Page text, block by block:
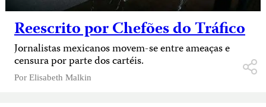
Reescrito por Chefões do Tráfico
Jornalistas mexicanos movem-se entre ameaças e
censura por parte dos cartéis.
Por Elisabeth Malkin